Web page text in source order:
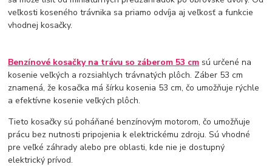
veľkosti koseného trávnika sa priamo odvíja aj veľkosť a funkcie
vhodnej kosačky.
Benzínové kosačky na trávu so záberom 53 cm sú určené na
kosenie veľkých a rozsiahlych trávnatých plôch. Záber 53 cm
znamená, že kosačka má šírku kosenia 53 cm, čo umožňuje rýchle
a efektívne kosenie veľkých plôch.
Tieto kosačky sú poháňané benzínovým motorom, čo umožňuje
prácu bez nutnosti pripojenia k elektrickému zdroju. Sú vhodné
pre veľké záhrady alebo pre oblasti, kde nie je dostupný
elektrický prívod.